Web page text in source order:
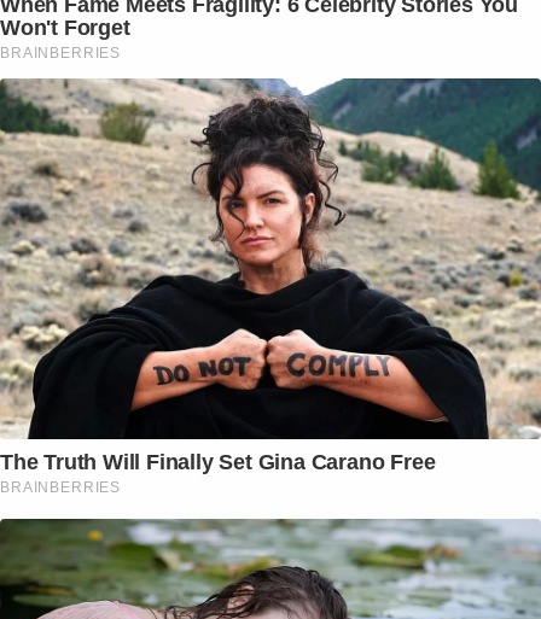
Won't Forget
BRAINBERRIES
The Truth Will Finally Set Gina Carano Free
BRAINBERRIES